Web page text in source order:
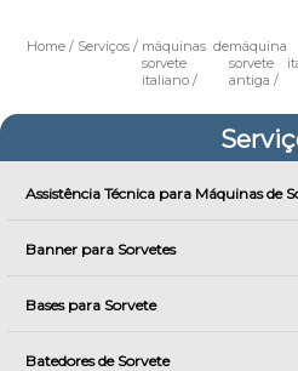
Home Serviços
máquinas de
sorvete
italiano
sorvete
antiga
Assistência Técnica para Máquinas de
Banner para Sorvetes
Bases para Sorvete
Batedores de Sorvete